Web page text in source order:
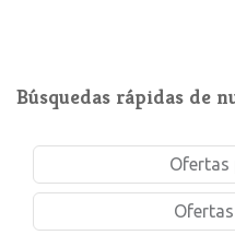
Búsquedas rápidas de
Ofertas